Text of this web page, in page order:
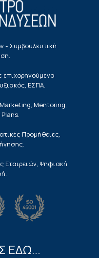
- Συμβουλευτική
επιχορηγούμενα
ΕΣΠΑ.
Mentoring,
Plans.
Προμήθειες,
Εταιρειών, Ψηφιακή
ΕΔΩ...